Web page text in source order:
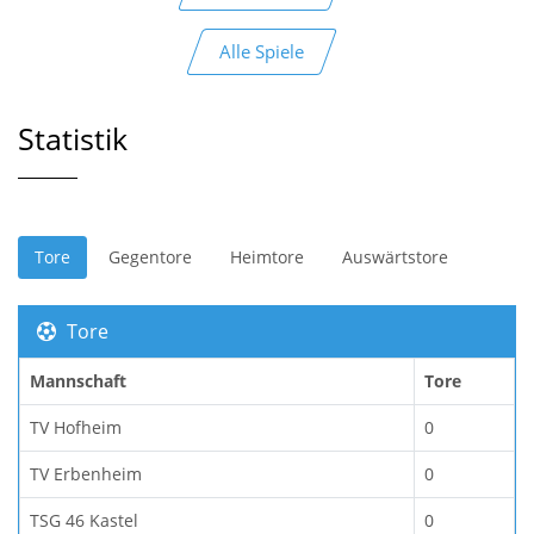
Alle Spiele
Statistik
Tore Gegentore Heimtore Auswärtstore
Tore
Mannschaft Tore
TV Hofheim 0
TV Erbenheim 0
TSG 46 Kastel 0